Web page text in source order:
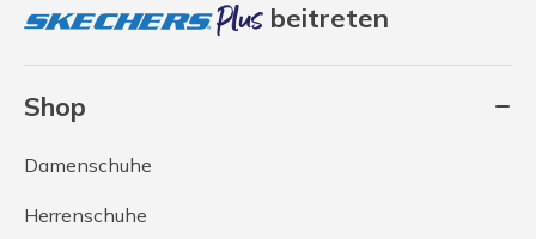
beitreten
Shop
Damenschuhe
Herrenschuhe